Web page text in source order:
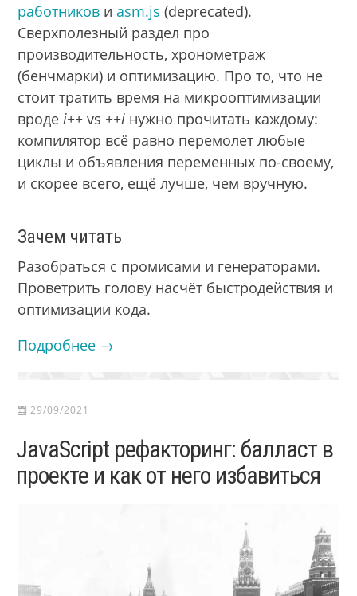
работников иasm.js (deprecated).
Сверхполезный раздел про
производительность, хронометраж
(бенчмарки) и оптимизацию. Про то, что не
стоит тратить время на микрооптимизации
вродеi++ vs ++i нужно прочитать каждому:
компилятор всё равно перемолет любые
циклы и объявления переменных по-своему,
и скорее всего, ещё лучше, чем вручную.
Зачем читать
Разобраться с промисами и генераторами.
Проветрить голову насчёт быстродействия и
оптимизации кода.
Подробнее →
29/09/2021
JavaScript рефакторинг: балласт в
проекте и как от него избавиться